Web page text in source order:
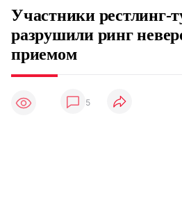
Участники рестлинг-
разрушили ринг
приемом
5